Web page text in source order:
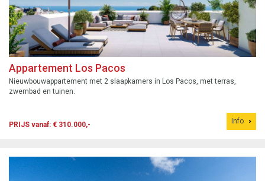
Appartement Los Pacos
Nieuwbouwappartement met 2 slaapkamers in Los Pacos, met terras,
zwembad en tuinen.
PRIJS vanaf: € 310.000,- Info